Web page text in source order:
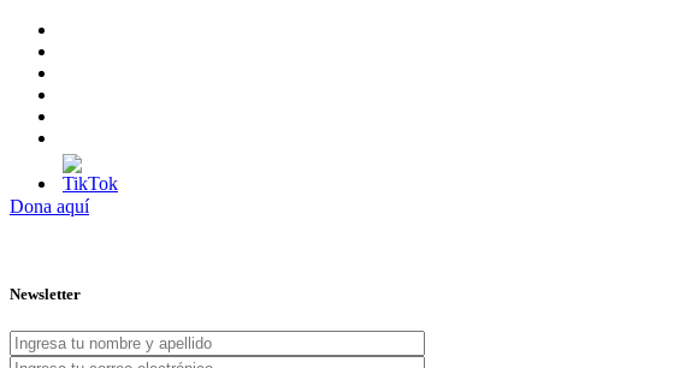
Dona aquí
Newsletter